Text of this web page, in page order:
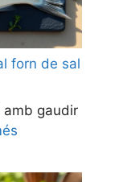
forn de sal
amb gaudir